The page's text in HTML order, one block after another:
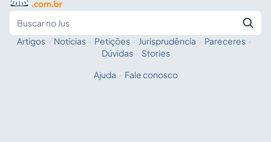
Fale com a IA
Artigos · Notícias · Petições · Jurisprudência · Pareceres ·
Dúvidas · Stories
Ajuda · Fale conosco